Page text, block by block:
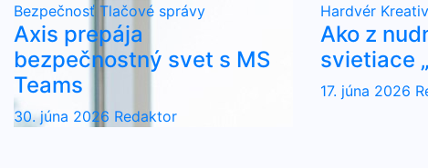
Bezpečnosť Tlačové správy
Axis prepája
bezpečnostný svet s MS
Teams
30. júna 2026 Redaktor
Hardvér
Ako z
svietiace
17. júna 2026